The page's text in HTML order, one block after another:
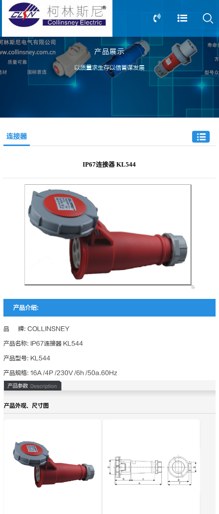
产品展示
以质量求生存以信誉谋发展
13805239166
0517-83612898
连接器
IP67连接器 KL544
产品介绍:
品 牌: COLLINSNEY
产品名称: IP67连接器 KL544
产品型号: KL544
产品规格: 16A /4P /230V /6h /50a.60Hz